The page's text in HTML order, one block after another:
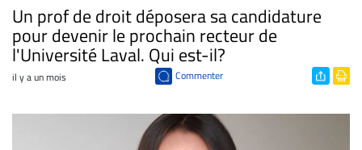
Un prof de droit déposera sa candidature
pour devenir le prochain recteur de
l'Université Laval. Qui est-il?
il y a un mois Commenter